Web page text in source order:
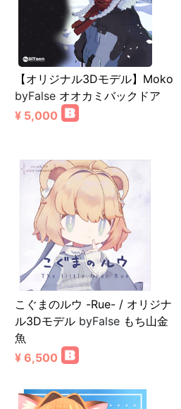
【オリジナル3Dモデル】Moko
byFalse オオカミバックドア
¥ 5,000
こぐまのルウ -Rue- / オリジナ
ル3Dモデル byFalse もち山金
魚
¥ 6,500